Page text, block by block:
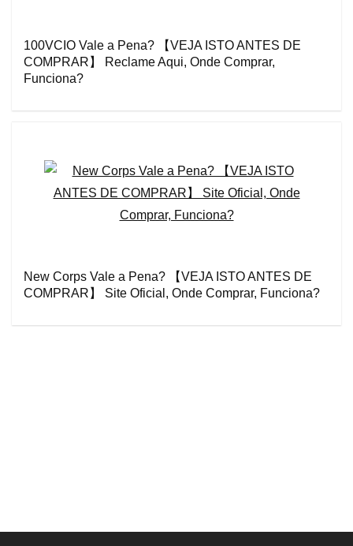
100VCIO Vale a Pena? 【VEJA ISTO ANTES DE
COMPRAR】 Reclame Aqui, Onde Comprar,
Funciona?
New Corps Vale a Pena? 【VEJA ISTO ANTES DE
COMPRAR】 Site Oficial, Onde Comprar, Funciona?